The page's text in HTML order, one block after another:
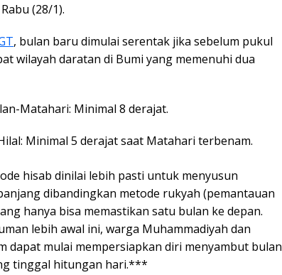
(28/1).
, bulan baru dimulai serentak jika sebelum pukul
wilayah daratan di Bumi yang memenuhi dua
Matahari: Minimal 8 derajat.
Minimal 5 derajat saat Matahari terbenam.
hisab dinilai lebih pasti untuk menyusun
dibandingkan metode rukyah (pemantauan
hanya bisa memastikan satu bulan ke depan.
lebih awal ini, warga Muhammadiyah dan
dapat mulai mempersiapkan diri menyambut bulan
tinggal hitungan hari.***